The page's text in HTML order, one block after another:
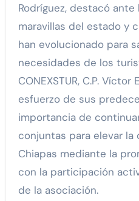
Rodríguez, destacó
maravillas del estado y
han evolucionado para
necesidades de los
CONEXSTUR, C.P.
esfuerzo de sus
importancia de
conjuntas para elevar
Chiapas mediante la
con la participación
de la asociación.